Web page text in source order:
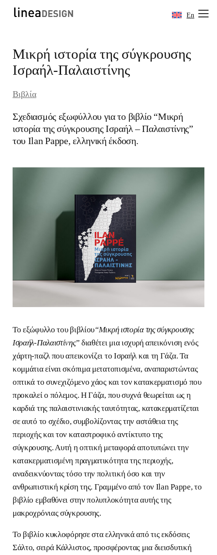
content
En
Μικρή ιστορία της σύγκρουσης
Ισραήλ-Παλαιστίνης
Βιβλία
Σχεδιασμός εξωφύλλου για το βιβλίο “Μικρή
ιστορία της σύγκρουσης Ισραήλ – Παλαιστίνης”
του Ilan Pappe, ελληνική έκδοση.
Το εξώφυλλο του βιβλίου“Μικρή ιστορία της σύγκρουσης
Ισραήλ-Παλαιστίνης” διαθέτει μια ισχυρή απεικόνιση ενός
χάρτη-παζλ που απεικονίζει το Ισραήλ και τη Γάζα. Τα
κομμάτια είναι σκόπιμα μετατοπισμένα, αναπαριστώντας
οπτικά το συνεχιζόμενο χάος και τον κατακερματισμό που
προκαλεί ο πόλεμος. Η Γάζα, που συχνά θεωρείται ως η
καρδιά της παλαιστινιακής ταυτότητας, κατακερματίζεται
σε αυτό το σχέδιο, συμβολίζοντας την αστάθεια της
περιοχής και τον καταστροφικό αντίκτυπο της
σύγκρουσης. Αυτή η οπτική μεταφορά αποτυπώνει την
κατακερματισμένη πραγματικότητα της περιοχής,
αναδεικνύοντας τόσο την πολιτική όσο και την
ανθρωπιστική κρίση της. Γραμμένο από τον Ilan Pappe, το
βιβλίο εμβαθύνει στην πολυπλοκότητα αυτής της
μακροχρόνιας σύγκρουσης.
Το βιβλίο κυκλοφόρησε στα ελληνικά από τις εκδόσεις
Σάλτο, σειρά Κάλλιστος, προσφέροντας μια διεισδυτική